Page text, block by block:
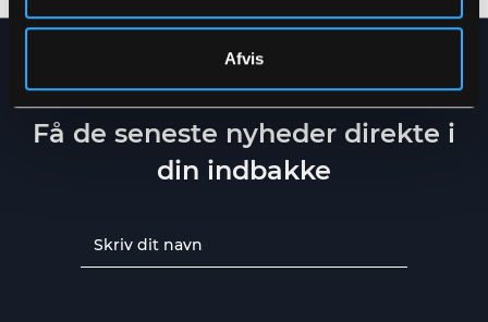
Afvis
NYHEDSBREV
Få de seneste nyheder direkte i
din indbakke